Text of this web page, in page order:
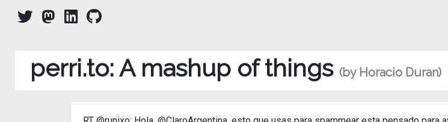
perri.to: A mashup of things (by Horacio Duran)